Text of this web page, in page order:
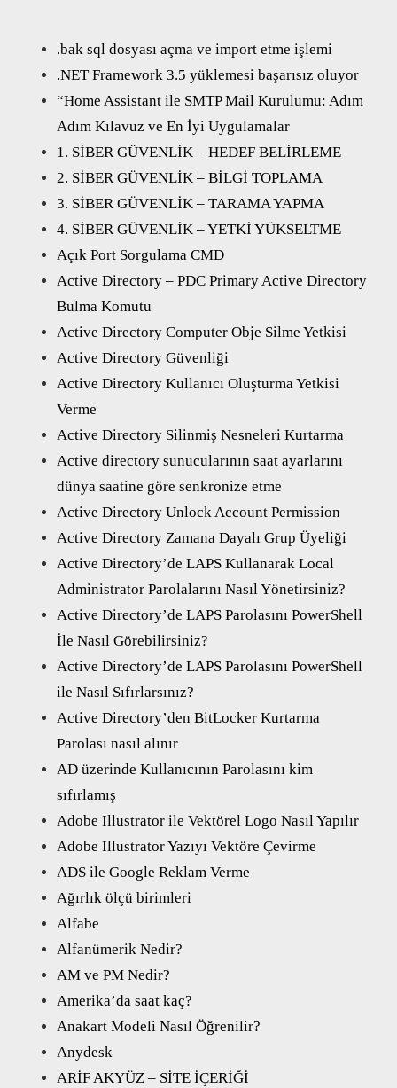
.bak sql dosyası açma ve import etme işlemi
.NET Framework 3.5 yüklemesi başarısız oluyor
“Home Assistant ile SMTP Mail Kurulumu: Adım
Adım Kılavuz ve En İyi Uygulamalar
1. SİBER GÜVENLİK – HEDEF BELİRLEME
2. SİBER GÜVENLİK – BİLGİ TOPLAMA
3. SİBER GÜVENLİK – TARAMA YAPMA
4. SİBER GÜVENLİK – YETKİ YÜKSELTME
Açık Port Sorgulama CMD
Active Directory – PDC Primary Active Directory
Bulma Komutu
Active Directory Computer Obje Silme Yetkisi
Active Directory Güvenliği
Active Directory Kullanıcı Oluşturma Yetkisi
Verme
Active Directory Silinmiş Nesneleri Kurtarma
Active directory sunucularının saat ayarlarını
dünya saatine göre senkronize etme
Active Directory Unlock Account Permission
Active Directory Zamana Dayalı Grup Üyeliği
Active Directory’de LAPS Kullanarak Local
Administrator Parolalarını Nasıl Yönetirsiniz?
Active Directory’de LAPS Parolasını PowerShell
İle Nasıl Görebilirsiniz?
Active Directory’de LAPS Parolasını PowerShell
ile Nasıl Sıfırlarsınız?
Active Directory’den BitLocker Kurtarma
Parolası nasıl alınır
AD üzerinde Kullanıcının Parolasını kim
sıfırlamış
Adobe Illustrator ile Vektörel Logo Nasıl Yapılır
Adobe Illustrator Yazıyı Vektöre Çevirme
ADS ile Google Reklam Verme
Ağırlık ölçü birimleri
Alfabe
Alfanümerik Nedir?
AM ve PM Nedir?
Amerika’da saat kaç?
Anakart Modeli Nasıl Öğrenilir?
Anydesk
ARİF AKYÜZ – SİTE İÇERİĞİ